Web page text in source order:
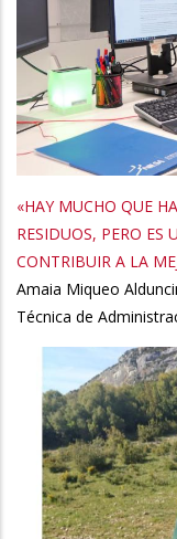
«HAY MUCHO QUE
RESIDUOS, PERO ES
CONTRIBUIR A LA
Amaia Miqueo
Técnica de